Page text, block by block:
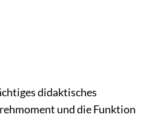
didaktisches
und die Funktion